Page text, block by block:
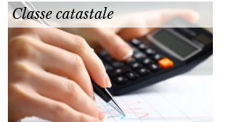
Classe catastale